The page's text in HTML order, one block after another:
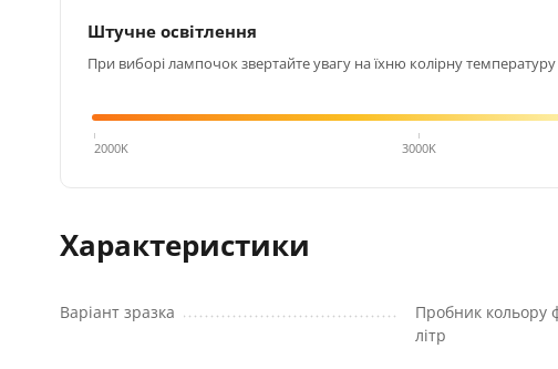
Штучне освітлення
При виборі лампочок звертайте увагу на їхню колірну
4000K
2000K 3000K
Характеристики
Варіант зразка
Пробник кольору
літр